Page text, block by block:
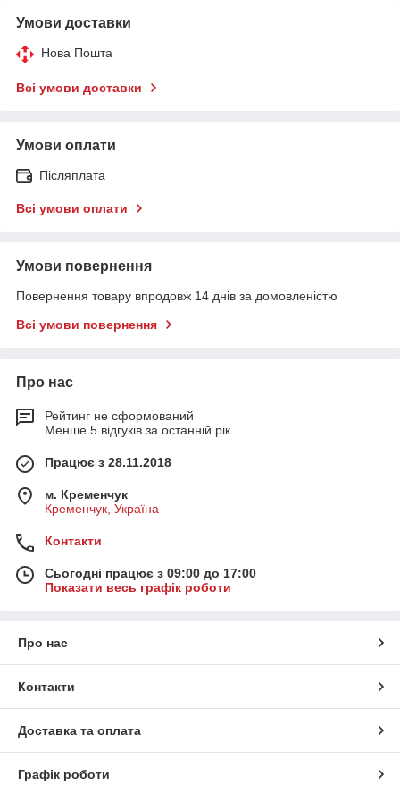
Умови доставки
Нова Пошта
Всі умови доставки
Умови оплати
Післяплата
Всі умови оплати
Умови повернення
Повернення товару впродовж 14 днів за домовленістю
Всі умови повернення
Про нас
Рейтинг не сформований
Менше 5 відгуків за останній рік
Працює з 28.11.2018
м. Кременчук
Кременчук, Україна
Контакти
Сьогодні працює з 09:00 до 17:00
Показати весь графік роботи
Про нас
Контакти
Доставка та оплата
Графік роботи